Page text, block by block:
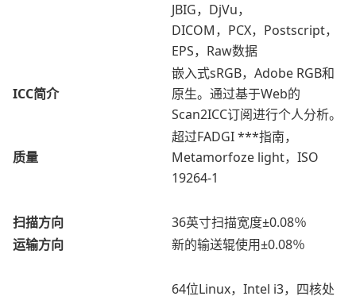
JBIG，DjVu，
DICOM，PCX，Postscript，
EPS，Raw数据
ICC简介
嵌入式sRGB，Adobe RGB和
原生。通过基于Web的
Scan2ICC订阅进行个人分析。
质量
超过FADGI ***指南，
Metamorfoze light，ISO
19264-1
扫描方向
36英寸扫描宽度±0.08％
运输方向
新的输送辊使用±0.08％
64位Linux，Intel i3，四核处